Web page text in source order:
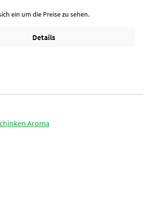
Btl. je Krt. (DF 100) / 36 Krt.
StatusHalal zertifiziert
ein um die Preise zu sehen.
Details